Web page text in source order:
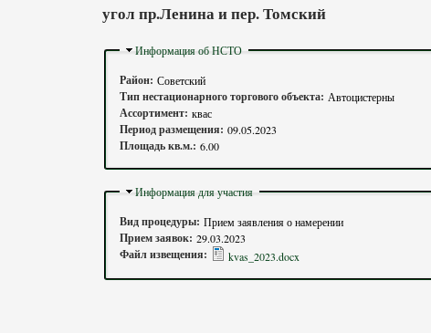
угол пр.Ленина и пер. Томский
Скрыть
Информация об НСТО
Район: Советский
Тип нестационарного торгового объекта: Автоцистерны
Ассортимент: квас
Период размещения: 09.05.2023
Площадь кв.м.: 6.00
Скрыть
Информация для участия
Вид процедуры: Прием заявления о намерении
Прием заявок: 29.03.2023
Файл извещения: kvas_2023.docx